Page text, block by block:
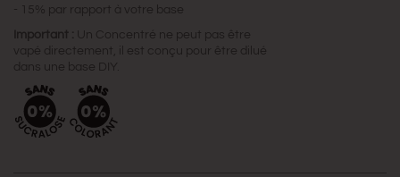
- 15% par rapport à votre base
Important : Un Concentré ne peut pas être
vapé directement, il est conçu pour être dilué
dans une base DIY.